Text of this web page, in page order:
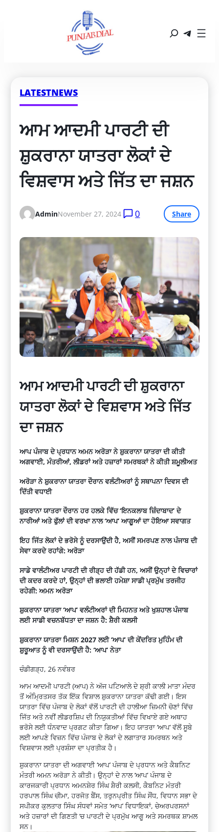
LATESTNEWS
ਆਮ ਆਦਮੀ ਪਾਰਟੀ ਦੀ
ਸ਼ੁਕਰਾਨਾ ਯਾਤਰਾ ਲੋਕਾਂ ਦੇ
ਵਿਸ਼ਵਾਸ ਅਤੇ ਜਿੱਤ ਦਾ ਜਸ਼ਨ
AdminNovember 27, 2024 0 Share
ਆਮ ਆਦਮੀ ਪਾਰਟੀ ਦੀ ਸ਼ੁਕਰਾਨਾ
ਯਾਤਰਾ ਲੋਕਾਂ ਦੇ ਵਿਸ਼ਵਾਸ ਅਤੇ ਜਿੱਤ
ਦਾ ਜਸ਼ਨ
ਆਪ ਪੰਜਾਬ ਦੇ ਪ੍ਰਧਾਨ ਅਮਨ ਅਰੋੜਾ ਨੇ ਸ਼ੁਕਰਾਨਾ ਯਾਤਰਾ ਦੀ ਕੀਤੀ
ਅਗਵਾਈ, ਮੰਤਰੀਆਂ, ਲੀਡਰਾਂ ਅਤੇ ਹਜ਼ਾਰਾਂ ਸਮਰਥਕਾਂ ਨੇ ਕੀਤੀ ਸ਼ਮੂਲੀਅਤ
ਅਰੋੜਾ ਨੇ ਸ਼ੁਕਰਾਨਾ ਯਾਤਰਾ ਦੌਰਾਨ ਵਲੰਟੀਅਰਾਂ ਨੂੰ ਸਥਾਪਨਾ ਦਿਵਸ ਦੀ
ਦਿੱਤੀ ਵਧਾਈ
ਸ਼ੁਕਰਾਨਾ ਯਾਤਰਾ ਦੌਰਾਨ ਹਰ ਹਲਕੇ ਵਿੱਚ ‘ਇਨਕਲਾਬ ਜ਼ਿੰਦਾਬਾਦ’ ਦੇ
ਨਾਰੀਆਂ ਅਤੇ ਫੁੱਲਾਂ ਦੀ ਵਰਖਾ ਨਾਲ ‘ਆਪ’ ਆਗੂਆਂ ਦਾ ਹੋਇਆ ਸਵਾਗਤ
ਇਹ ਜਿੱਤ ਲੋਕਾਂ ਦੇ ਭਰੋਸੇ ਨੂੰ ਦਰਸਾਉਂਦੀ ਹੈ, ਅਸੀਂ ਸਮਰਪਣ ਨਾਲ ਪੰਜਾਬ ਦੀ
ਸੇਵਾ ਕਰਦੇ ਰਹਾਂਗੇ: ਅਰੋੜਾ
ਸਾਡੇ ਵਾਲੰਟੀਅਰ ਪਾਰਟੀ ਦੀ ਰੀੜ੍ਹ ਦੀ ਹੱਡੀ ਹਨ, ਅਸੀਂ ਉਨ੍ਹਾਂ ਦੇ ਵਿਚਾਰਾਂ
ਦੀ ਕਦਰ ਕਰਦੇ ਹਾਂ, ਉਨ੍ਹਾਂ ਦੀ ਭਲਾਈ ਹਮੇਸ਼ਾ ਸਾਡੀ ਪ੍ਰਮੁੱਖ ਤਰਜੀਹ
ਰਹੇਗੀ: ਅਮਨ ਅਰੋੜਾ
ਸ਼ੁਕਰਾਨਾ ਯਾਤਰਾ ‘ਆਪ’ ਵਲੰਟੀਅਰਾਂ ਦੀ ਮਿਹਨਤ ਅਤੇ ਖੁਸ਼ਹਾਲ ਪੰਜਾਬ
ਲਈ ਸਾਡੀ ਵਚਨਬੱਧਤਾ ਦਾ ਜਸ਼ਨ ਹੈ: ਸ਼ੈਰੀ ਕਲਸੀ
ਸ਼ੁਕਰਾਨਾ ਯਾਤਰਾ ਮਿਸ਼ਨ 2027 ਲਈ ‘ਆਪ’ ਦੀ ਕੇਂਦਰਿਤ ਮੁਹਿੰਮ ਦੀ
ਸ਼ੁਰੂਆਤ ਨੂੰ ਵੀ ਦਰਸਾਉਂਦੀ ਹੈ: ‘ਆਪ’ ਨੇਤਾ
ਚੰਡੀਗੜ੍ਹ, 26 ਨਵੰਬਰ
ਆਮ ਆਦਮੀ ਪਾਰਟੀ (ਆਪ) ਨੇ ਅੱਜ ਪਟਿਆਲੇ ਦੇ ਸ਼੍ਰੀ ਕਾਲੀ ਮਾਤਾ ਮੰਦਰ
ਤੋਂ ਅੰਮ੍ਰਿਤਸਰ ਤੱਕ ਇੱਕ ਵਿਸ਼ਾਲ ਸ਼ੁਕਰਾਨਾ ਯਾਤਰਾ ਕੱਢੀ ਗਈ। ਇਸ
ਯਾਤਰਾ ਵਿੱਚ ਪੰਜਾਬ ਦੇ ਲੋਕਾਂ ਵੱਲੋਂ ਪਾਰਟੀ ਦੀ ਹਾਲੀਆ ਜ਼ਿਮਨੀ ਚੋਣਾਂ ਵਿੱਚ
ਜਿੱਤ ਅਤੇ ਨਵੀਂ ਲੀਡਰਸ਼ਿਪ ਦੀ ਨਿਯੁਕਤੀਆਂ ਵਿੱਚ ਵਿਖਾਏ ਗਏ ਅਥਾਹ
ਭਰੋਸੇ ਲਈ ਧੰਨਵਾਦ ਪ੍ਰਗਟ ਕੀਤਾ ਗਿਆ। ਇਹ ਯਾਤਰਾ ‘ਆਪ’ ਵੱਲੋਂ ਸੂਬੇ
ਲਈ ਆਪਣੇ ਵਿਜ਼ਨ ਵਿੱਚ ਪੰਜਾਬ ਦੇ ਲੋਕਾਂ ਦੇ ਲਗਾਤਾਰ ਸਮਰਥਨ ਅਤੇ
ਵਿਸ਼ਵਾਸ ਲਈ ਪ੍ਰਸ਼ੰਸਾ ਦਾ ਪ੍ਰਤੀਕ ਹੈ।
ਸ਼ੁਕਰਾਨਾ ਯਾਤਰਾ ਦੀ ਅਗਵਾਈ ‘ਆਪ’ ਪੰਜਾਬ ਦੇ ਪ੍ਰਧਾਨ ਅਤੇ ਕੈਬਨਿਟ
ਮੰਤਰੀ ਅਮਨ ਅਰੋੜਾ ਨੇ ਕੀਤੀ। ਉਨ੍ਹਾਂ ਦੇ ਨਾਲ ‘ਆਪ’ ਪੰਜਾਬ ਦੇ
ਕਾਰਜਕਾਰੀ ਪ੍ਰਧਾਨ ਅਮਨਸ਼ੇਰ ਸਿੰਘ ਸ਼ੈਰੀ ਕਲਸੀ, ਕੈਬਨਿਟ ਮੰਤਰੀ
ਹਰਪਾਲ ਸਿੰਘ ਚੀਮਾ, ਹਰਜੋਤ ਬੈਂਸ, ਤਰੁਨਪ੍ਰੀਤ ਸਿੰਘ ਸੌਂਧ, ਵਿਧਾਨ ਸਭਾ ਦੇ
ਸਪੀਕਰ ਕੁਲਤਾਰ ਸਿੰਘ ਸੰਧਵਾਂ ਸਮੇਤ ‘ਆਪ’ ਵਿਧਾਇਕਾਂ, ਚੇਅਰਪਰਸਨਾਂ
ਅਤੇ ਹਜ਼ਾਰਾਂ ਦੀ ਗਿਣਤੀ ‘ਚ ਪਾਰਟੀ ਦੇ ਪ੍ਰਮੁੱਖ ਆਗੂ ਅਤੇ ਸਮਰਥਕ ਸ਼ਾਮਲ
ਸਨ।